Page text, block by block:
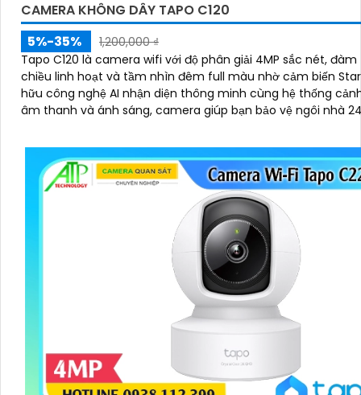
CAMERA KHÔNG DÂY TAPO C120
5%-35%
1,200,000 ₫
Tapo C120 là camera wifi với độ phân giải 4MP sắc nét, đàm
chiều linh hoạt và tầm nhìn đêm full màu nhờ cảm biến
hữu công nghệ AI nhận diện thông minh cùng hệ thống
âm thanh và ánh sáng, camera giúp bạn bảo vệ ngôi nhà